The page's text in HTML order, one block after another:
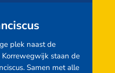
plek naast de
staan de
Samen met alle